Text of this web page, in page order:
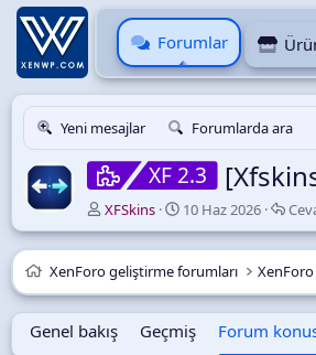
Forumlar
Yeni mesajlar Forumlarda ara
XF 2.3
K
o
n
u
B
XFSkins
B
a
ş
l
g
10 Haz 2026
XenForo geliştirme forumları
Genel bakış Geçmiş Forum